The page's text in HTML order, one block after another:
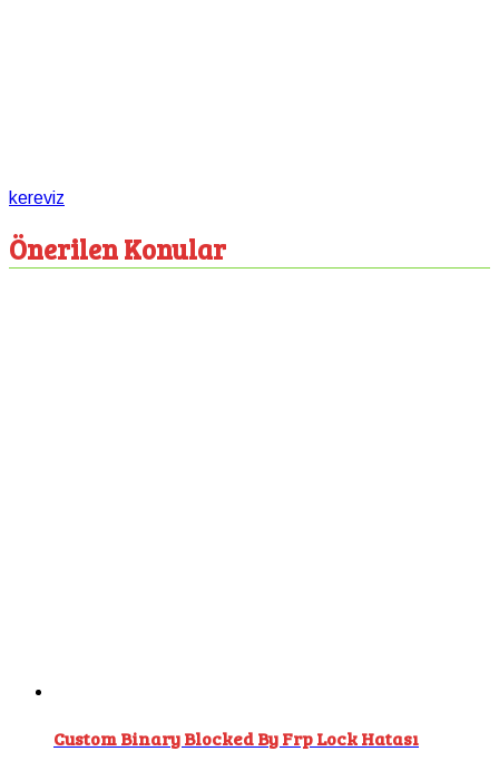
kereviz
Önerilen Konular
Custom Binary Blocked By Frp Lock Hatası